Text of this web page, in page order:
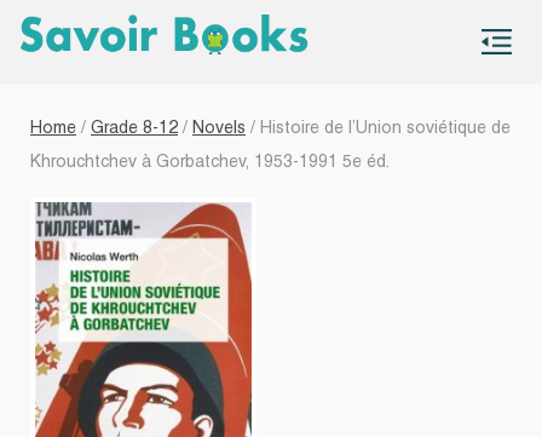
Home / Grade 8-12 / Novels / Histoire de l’Union soviétique de
Khrouchtchev à Gorbatchev, 1953-1991 5e éd.